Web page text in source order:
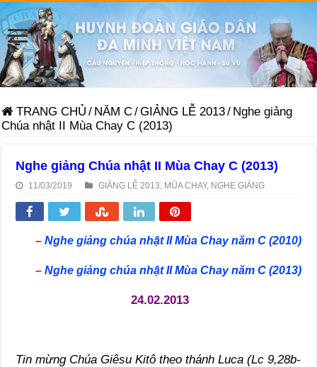
TRANG CHỦ / NĂM C/GIẢNG LỄ 2013/ Nghe giảng
Chúa nhật II Mùa Chay C (2013)
Nghe giảng Chúa nhật II Mùa Chay C (2013)
11/03/2019 GIẢNG LỄ 2013 MÙA CHAY, NGHE GIẢNG
– Nghe giảng chúa nhật II Mùa Chay năm C (2010)
– Nghe giảng chúa nhật II Mùa Chay năm C (2013)
24.02.2013
Tin mừng Chúa Giêsu Kitô theo thánh Luca (Lc 9,28b-